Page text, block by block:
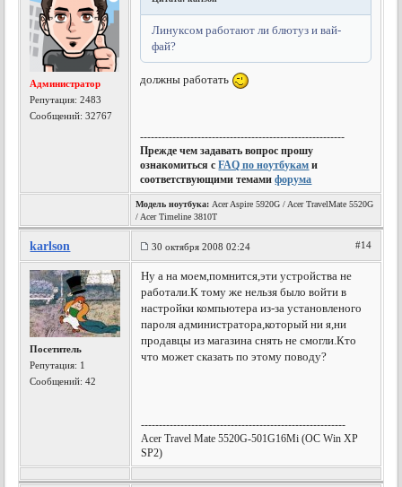
Администратор
Репутация:2483
Сообщений: 32767
Линуксом работают ли блютуз и вай-
фай?
должны работать
---------------------------------------------------------
Прежде чем задавать вопрос прошу
ознакомиться сFAQ по ноутбукам и
соответствующими темамифорума
Модель ноутбука: Acer Aspire 5920G / Acer TravelMate 5520G
/ Acer Timeline 3810T
karlson 30 октября 2008 02:24 #14
Посетитель
Репутация: 1
Сообщений: 42
Ну а на моем,помнится,эти устройства не
работали.К тому же нельзя было войти в
настройки компьютера из-за установленого
пароля администратора,который ни я,ни
продавцы из магазина снять не смогли.Кто
что может сказать по этому поводу?
---------------------------------------------------------
Acer Travel Mate 5520G-501G16Mi (OC Win XP
SP2)